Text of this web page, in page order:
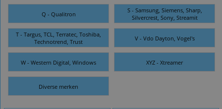
Q - Qualitron
S - Samsung, Siemens, Sharp,
Silvercrest, Sony, Streamit
T - Targus, TCL, Terratec, Toshiba,
Technotrend, Trust
V - Vdo Dayton, Vogel's
W - Western Digital, Windows XYZ - Xtreamer
Diverse merken